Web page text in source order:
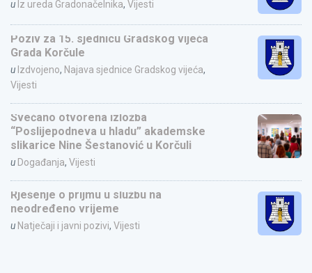
u Iz ureda Gradonačelnika, Vijesti
Poziv za 15. sjednicu Gradskog vijeća
Grada Korčule
u Izdvojeno, Najava sjednice Gradskog vijeća,
Vijesti
Svečano otvorena izložba
“Poslijepodneva u hladu” akademske
slikarice Nine Šestanović u Korčuli
u Događanja, Vijesti
Rješenje o prijmu u službu na
neodređeno vrijeme
u Natječaji i javni pozivi, Vijesti